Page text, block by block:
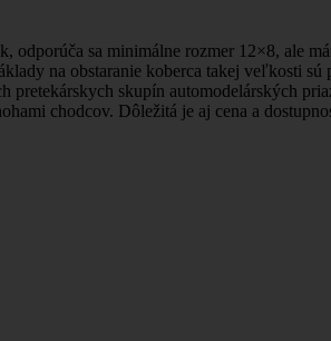
sa minimálne rozmer 12×8, ale
na obstaranie koberca takej veľkosti
skupín automodelárských
chodcov. Dôležitá je aj cena a